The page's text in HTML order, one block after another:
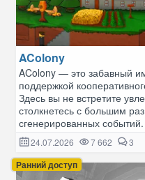
AColony
AColony — это забавный
поддержкой
Здесь вы не встретите
столкнетесь с большим
сгенерированных
24.07.2026 7 662 3
Ранний доступ